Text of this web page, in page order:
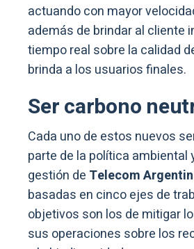
actuando con mayor
además de brindar al cliente
tiempo real sobre la calidad
brinda a los usuarios finales.
Ser carbono
Cada uno de estos nuevos
parte de la política ambiental
gestión de Telecom
basadas en cinco ejes de
objetivos son los de mitigar
sus operaciones sobre los